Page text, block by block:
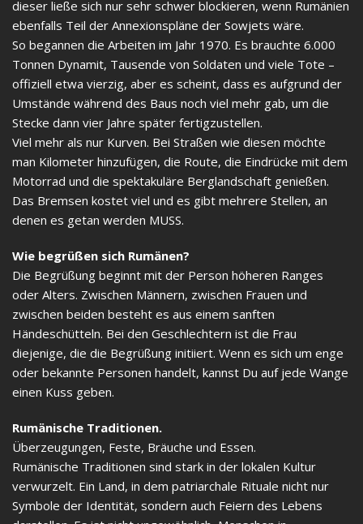
dieser ließe sich nur sehr schwer blockieren, wenn Rumänien
ebenfalls Teil der Annexionspläne der Sowjets wäre.
So begannen die Arbeiten im Jahr 1970. Es brauchte 6.000
Tonnen Dynamit, Tausende von Soldaten und viele Tote –
offiziell etwa vierzig, aber es scheint, dass es aufgrund der
Umstände während des Baus noch viel mehr gab, um die
Stecke dann vier Jahre später fertigzustellen.
Viel mehr als nur Kurven. Bei Straßen wie diesen möchte
man Kilometer hinzufügen, die Route, die Eindrücke mit dem
Motorrad und die spektakuläre Berglandschaft genießen.
Das Bremsen kostet viel und es gibt mehrere Stellen, an
denen es getan werden MUSS.
Wie begrüßen sich Rumänen?
Die Begrüßung beginnt mit der Person höheren Ranges
oder Alters. Zwischen Männern, zwischen Frauen und
zwischen beiden besteht es aus einem sanften
Händeschütteln. Bei den Geschlechtern ist die Frau
diejenige, die die Begrüßung initiiert. Wenn es sich um enge
oder bekannte Personen handelt, kannst Du auf jede Wange
einen Kuss geben.
Rumänische Traditionen.
Überzeugungen, Feste, Bräuche und Essen.
Rumänische Traditionen sind stark in der lokalen Kultur
verwurzelt. Ein Land, in dem patriarchale Rituale nicht nur
Symbole der Identität, sondern auch Feiern des Lebens